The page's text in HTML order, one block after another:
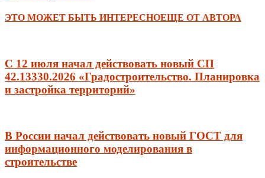
ЭТО МОЖЕТ БЫТЬ ИНТЕРЕСНОЕЩЕ ОТ АВТОРА
С 12 июля начал действовать новый СП
42.13330.2026 «Градостроительство. Планировка
и застройка территорий»
В России начал действовать новый ГОСТ для
информационного моделирования в
строительстве